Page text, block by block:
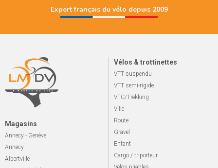
Expert français du vélo depuis 2009
Magasins
Annecy - Genève
Annecy
Albertville
Vélos & trottinettes
VTT suspendu
VTT semi-rigide
VTC/Trekking
Ville
Route
Gravel
Enfant
Cargo / triporteur